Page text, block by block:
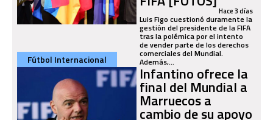
Hace 3 días
Luis Figo cuestionó duramente la
gestión del presidente de la FIFA
tras la polémica por el intento
de vender parte de los derechos
comerciales del Mundial.
Además,...
Fútbol Internacional
Infantino ofrece la
final del Mundial a
Marruecos a
cambio de su apoyo